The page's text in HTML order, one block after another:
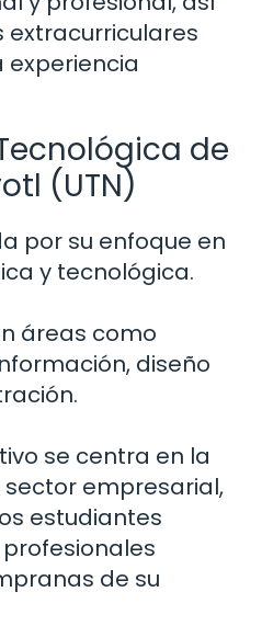
experiencia
de
(UTN)
por su enfoque en
y tecnológica.
áreas como
diseño
se centra en la
empresarial,
estudiantes
de su